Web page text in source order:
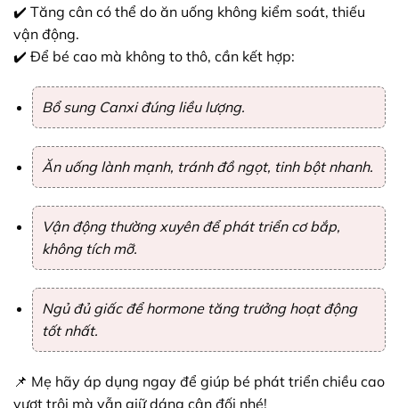
✔️ Tăng cân có thể do ăn uống không kiểm soát, thiếu
vận động.
✔️ Để bé cao mà không to thô, cần kết hợp:
Bổ sung Canxi đúng liều lượng.
Ăn uống lành mạnh, tránh đồ ngọt, tinh bột nhanh.
Vận động thường xuyên để phát triển cơ bắp,
không tích mỡ.
Ngủ đủ giấc để hormone tăng trưởng hoạt động
tốt nhất.
📌 Mẹ hãy áp dụng ngay để giúp bé phát triển chiều cao
vượt trội mà vẫn giữ dáng cân đối nhé!